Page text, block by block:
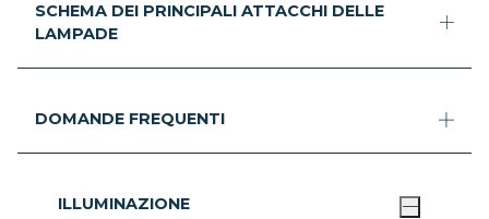
SCHEMA DEI PRINCIPALI ATTACCHI DELLE
LAMPADE
DOMANDE FREQUENTI
ILLUMINAZIONE